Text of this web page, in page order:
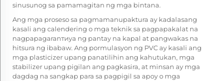
sinusunog sa pamamagitan ng mga bintana.
Ang mga proseso sa pagmamanupaktura ay kadalasang
kasali ang calendering o mga teknik sa pagpapakalat na
nagpapagaranтиya ng pantay na kapal at pangwakas na
hitsura ng ibabaw. Ang pormulasyon ng PVC ay kasali ang
mga plasticizer upang panatilihin ang kahutukan, mga
stabilizer upang pigilan ang pagkasira, at minsan ay mga
dagdag na sangkap para sa pagpigil sa apoy o mga